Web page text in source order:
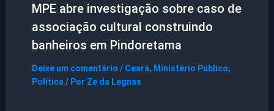
MPE abre investigação sobre caso de
associação cultural construindo
banheiros em Pindoretama
Deixe um comentário / Ceará, Ministério Público,
Política / Por Ze da Legnas